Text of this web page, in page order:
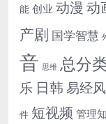
能 创业 动漫 动
产剧 国学智慧
音 思维 总分
乐 日韩易经
件 短视频 管理